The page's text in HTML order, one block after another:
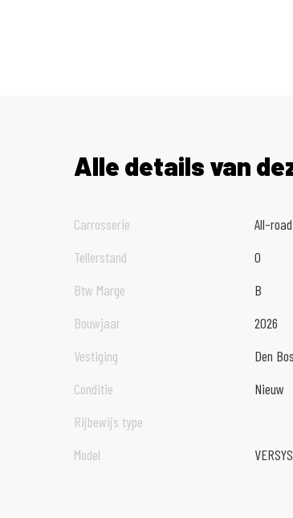
Alle details van
Carrosserie
All-road
Tellerstand
0
Btw Marge
B
Bouwjaar
2026
Vestiging
Den
Conditie
Nieuw
Rijbewijs type
Model